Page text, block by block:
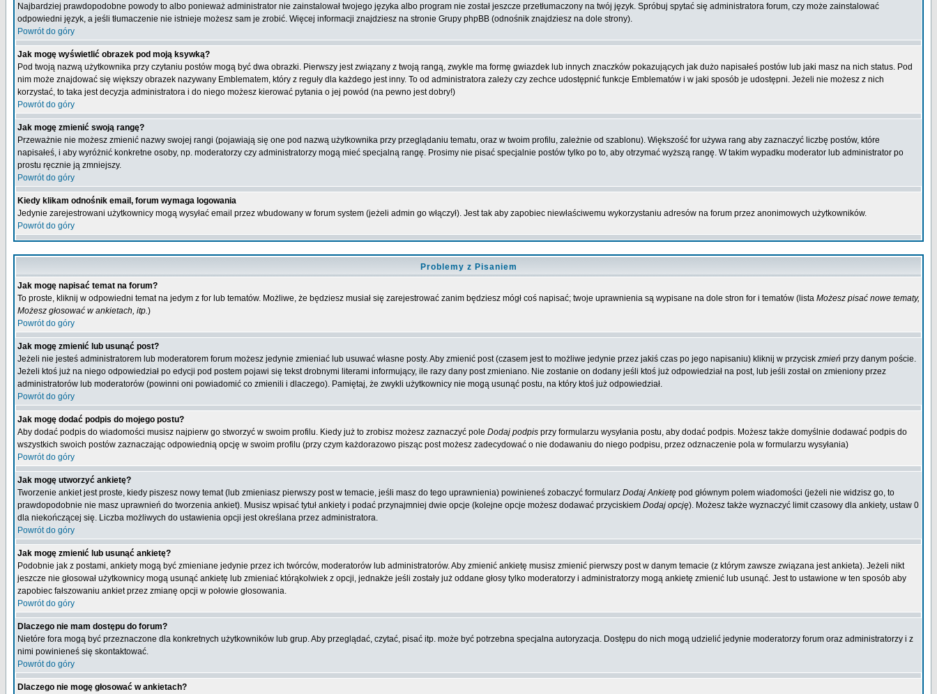
Najbardziej prawdopodobne powody to albo ponieważ administrator nie zainstalował twojego języka albo program nie został jeszcze przetłumaczony na twój język. Spróbuj spytać się administratora forum, czy może zainstalować
odpowiedni język, a jeśli tłumaczenie nie istnieje możesz sam je zrobić. Więcej informacji znajdziesz na stronie Grupy phpBB (odnośnik znajdziesz na dole strony).
Powrót do góry
Jak mogę wyświetlić obrazek pod moją ksywką?
Pod twoją nazwą użytkownika przy czytaniu postów mogą być dwa obrazki. Pierwszy jest związany z twoją rangą, zwykle ma formę gwiazdek lub innych znaczków pokazujących jak dużo napisałeś postów lub jaki masz na nich status. Pod
nim może znajdować się większy obrazek nazywany Emblematem, który z reguły dla każdego jest inny. To od administratora zależy czy zechce udostępnić funkcje Emblematów i w jaki sposób je udostępni. Jeżeli nie możesz z nich
korzystać, to taka jest decyzja administratora i do niego możesz kierować pytania o jej powód (na pewno jest dobry!)
Powrót do góry
Jak mogę zmienić swoją rangę?
Przeważnie nie możesz zmienić nazwy swojej rangi (pojawiają się one pod nazwą użytkownika przy przeglądaniu tematu, oraz w twoim profilu, zależnie od szablonu). Większość for używa rang aby zaznaczyć liczbę postów, które
napisałeś, i aby wyróżnić konkretne osoby, np. moderatorzy czy administratorzy mogą mieć specjalną rangę. Prosimy nie pisać specjalnie postów tylko po to, aby otrzymać wyższą rangę. W takim wypadku moderator lub administrator po
prostu ręcznie ją zmniejszy.
Powrót do góry
Kiedy klikam odnośnik email, forum wymaga logowania
Jedynie zarejestrowani użytkownicy mogą wysyłać email przez wbudowany w forum system (jeżeli admin go włączył). Jest tak aby zapobiec niewłaściwemu wykorzystaniu adresów na forum przez anonimowych użytkowników.
Powrót do góry
Problemy z Pisaniem
Jak mogę napisać temat na forum?
To proste, kliknij w odpowiedni temat na jedym z for lub tematów. Możliwe, że będziesz musiał się zarejestrować zanim będziesz mógł coś napisać; twoje uprawnienia są wypisane na dole stron for i tematów (lista Możesz pisać nowe tematy,
Możesz głosować w ankietach, itp.)
Powrót do góry
Jak mogę zmienić lub usunąć post?
Jeżeli nie jesteś administratorem lub moderatorem forum możesz jedynie zmieniać lub usuwać własne posty. Aby zmienić post (czasem jest to możliwe jedynie przez jakiś czas po jego napisaniu) kliknij w przycisk zmień przy danym poście.
Jeżeli ktoś już na niego odpowiedział po edycji pod postem pojawi się tekst drobnymi literami informujący, ile razy dany post zmieniano. Nie zostanie on dodany jeśli ktoś już odpowiedział na post, lub jeśli został on zmieniony przez
administratorów lub moderatorów (powinni oni powiadomić co zmienili i dlaczego). Pamiętaj, że zwykli użytkownicy nie mogą usunąć postu, na który ktoś już odpowiedział.
Powrót do góry
Jak mogę dodać podpis do mojego postu?
Aby dodać podpis do wiadomości musisz najpierw go stworzyć w swoim profilu. Kiedy już to zrobisz możesz zaznaczyć pole Dodaj podpis przy formularzu wysyłania postu, aby dodać podpis. Możesz także domyślnie dodawać podpis do
wszystkich swoich postów zaznaczając odpowiednią opcję w swoim profilu (przy czym każdorazowo pisząc post możesz zadecydować o nie dodawaniu do niego podpisu, przez odznaczenie pola w formularzu wysyłania)
Powrót do góry
Jak mogę utworzyć ankietę?
Tworzenie ankiet jest proste, kiedy piszesz nowy temat (lub zmieniasz pierwszy post w temacie, jeśli masz do tego uprawnienia) powinieneś zobaczyć formularz Dodaj Ankietę pod głównym polem wiadomości (jeżeli nie widzisz go, to
prawdopodobnie nie masz uprawnień do tworzenia ankiet). Musisz wpisać tytuł ankiety i podać przynajmniej dwie opcje (kolejne opcje możesz dodawać przyciskiem Dodaj opcję). Możesz także wyznaczyć limit czasowy dla ankiety, ustaw 0
dla niekończącej się. Liczba możliwych do ustawienia opcji jest określana przez administratora.
Powrót do góry
Jak mogę zmienić lub usunąć ankietę?
Podobnie jak z postami, ankiety mogą być zmieniane jedynie przez ich twórców, moderatorów lub administratorów. Aby zmienić ankietę musisz zmienić pierwszy post w danym temacie (z którym zawsze związana jest ankieta). Jeżeli nikt
jeszcze nie głosował użytkownicy mogą usunąć ankietę lub zmieniać którąkolwiek z opcji, jednakże jeśli zostały już oddane głosy tylko moderatorzy i administratorzy mogą ankietę zmienić lub usunąć. Jest to ustawione w ten sposób aby
zapobiec fałszowaniu ankiet przez zmianę opcji w połowie głosowania.
Powrót do góry
Dlaczego nie mam dostępu do forum?
Nietóre fora mogą być przeznaczone dla konkretnych użytkowników lub grup. Aby przeglądać, czytać, pisać itp. może być potrzebna specjalna autoryzacja. Dostępu do nich mogą udzielić jedynie moderatorzy forum oraz administratorzy i z
nimi powinieneś się skontaktować.
Powrót do góry
Dlaczego nie mogę głosować w ankietach?